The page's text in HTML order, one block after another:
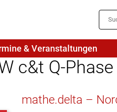
& Veranstaltungen
c&t Q-
mathe.delta –